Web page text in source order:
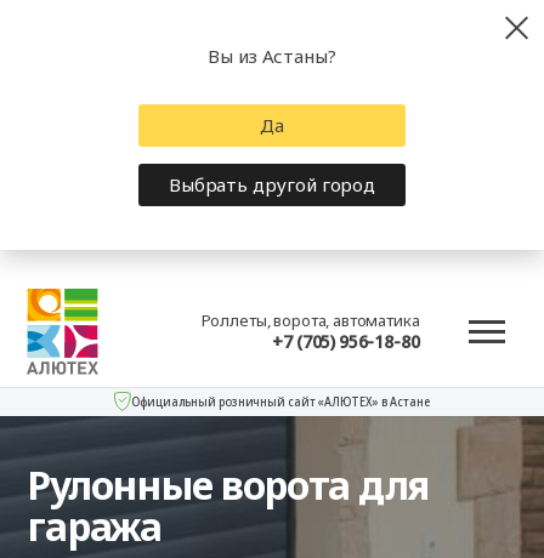
Роллеты, ворота, автоматика
+7 (705) 956-18-80
Официальный розничный сайт «АЛЮТЕХ» в Астане
Рулонные ворота для
гаража
Вы из Астаны?
Да
Выбрать другой город